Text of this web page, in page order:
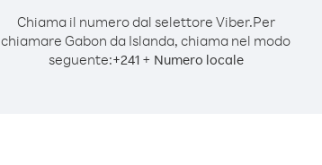
Chiama il numero dal selettore Viber.Per
chiamare Gabon da Islanda, chiama nel modo
seguente:+241+ Numero locale